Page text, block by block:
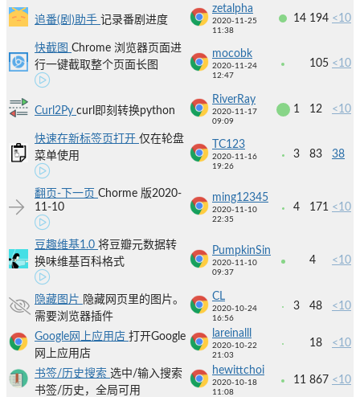
追番(剧)助手 记录番剧进度
zetalpha
2020-11-25
11:38
14 194 <10
快截图 Chrome 浏览器页面进
行一键截取整个页面长图
mocobk
2020-11-24
12:47
105 <10
Curl2Py curl即刻转换python
RiverRay
2020-11-17
09:09
1 12 <10
快速在新标签页打开 仅在轮盘
菜单使用
TC123
2020-11-16
19:26
3 83 38
翻页-下一页 Chorme 版2020-
11-10
ming12345
2020-11-10
22:35
4 171 <10
豆趣维基1.0 将豆瓣元数据转
换味维基百科格式
PumpkinSin
2020-11-10
09:37
4 <10
隐藏图片 隐藏网页里的图片。
需要浏览器插件
CL
2020-10-24
16:56
3 48 <10
Google网上应用店 打开Google
网上应用店
lareinalll
2020-10-22
21:03
18 <10
书签/历史搜索 选中/输入搜索
书签/历史，全局可用
hewittchoi
2020-10-18
11:08
11 867 <10